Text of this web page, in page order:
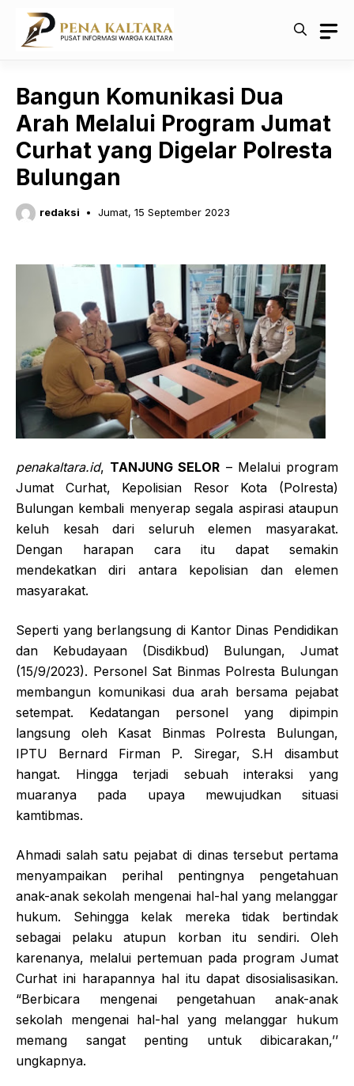
Langsung
Bangun Komunikasi Dua
Arah Melalui Program Jumat
Curhat yang Digelar Polresta
Bulungan
redaksi Jumat, 15 September 2023
penakaltara.id, TANJUNG SELOR – Melalui program
Jumat Curhat, Kepolisian Resor Kota (Polresta)
Bulungan kembali menyerap segala aspirasi ataupun
keluh kesah dari seluruh elemen masyarakat.
Dengan harapan cara itu dapat semakin
mendekatkan diri antara kepolisian dan elemen
masyarakat.
Seperti yang berlangsung di Kantor Dinas Pendidikan
dan Kebudayaan (Disdikbud) Bulungan, Jumat
(15/9/2023). Personel Sat Binmas Polresta Bulungan
membangun komunikasi dua arah bersama pejabat
setempat. Kedatangan personel yang dipimpin
langsung oleh Kasat Binmas Polresta Bulungan,
IPTU Bernard Firman P. Siregar, S.H disambut
hangat. Hingga terjadi sebuah interaksi yang
muaranya pada upaya mewujudkan situasi
kamtibmas.
Ahmadi salah satu pejabat di dinas tersebut pertama
menyampaikan perihal pentingnya pengetahuan
anak-anak sekolah mengenai hal-hal yang melanggar
hukum. Sehingga kelak mereka tidak bertindak
sebagai pelaku atupun korban itu sendiri. Oleh
karenanya, melalui pertemuan pada program Jumat
Curhat ini harapannya hal itu dapat disosialisasikan.
“Berbicara mengenai pengetahuan anak-anak
sekolah mengenai hal-hal yang melanggar hukum
memang sangat penting untuk dibicarakan,’’
ungkapnya.